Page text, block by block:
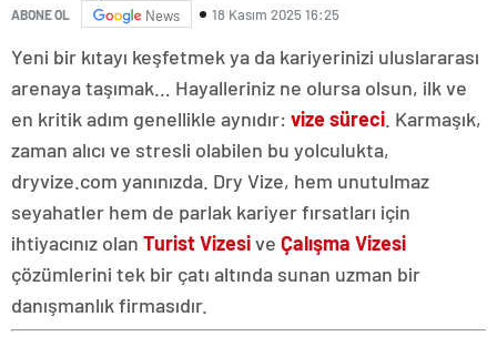
ABONE OL News 18 Kasım 2025 16:25
Yeni bir kıtayı keşfetmek ya da kariyerinizi uluslararası
arenaya taşımak… Hayalleriniz ne olursa olsun, ilk ve
en kritik adım genellikle aynıdır: vize süreci . Karmaşık,
zaman alıcı ve stresli olabilen bu yolculukta,
dryvize.com yanınızda. Dry Vize, hem unutulmaz
seyahatler hem de parlak kariyer fırsatları için
ihtiyacınız olan Turist Vizesive Çalışma Vizesi
çözümlerini tek bir çatı altında sunan uzman bir
danışmanlık firmasıdır.